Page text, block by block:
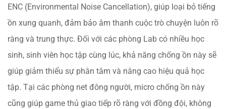
ENC (Environmental Noise Cancellation), giúp loại bỏ tiếng
ồn xung quanh, đảm bảo âm thanh cuộc trò chuyện luôn rõ
ràng và trung thực. Đối với các phòng Lab có nhiều học
sinh, sinh viên học tập cùng lúc, khả năng chống ồn này sẽ
giúp giảm thiểu sự phân tâm và nâng cao hiệu quả học
tập. Tại các phòng net đông người, micro chống ồn này
cũng giúp game thủ giao tiếp rõ ràng với đồng đội, không